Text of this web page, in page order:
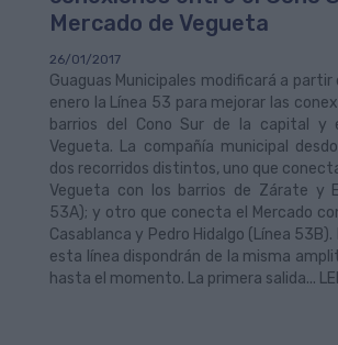
Mercado de Vegueta
26/01/2017
Guaguas Municipales modificará a partir
enero la Línea 53 para mejorar las
barrios del Cono Sur de la capital y
Vegueta. La compañía municipal
dos recorridos distintos, uno que
Vegueta con los barrios de Zárate y
53A); y otro que conecta el Mercado
Casablanca y Pedro Hidalgo (Línea
esta línea dispondrán de la misma
hasta el momento. La primera salida...